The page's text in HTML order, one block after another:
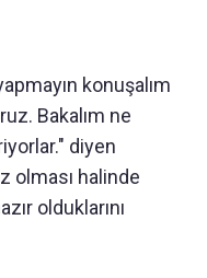
konuşalım
Bakalım ne
diyen
olması halinde
olduklarını